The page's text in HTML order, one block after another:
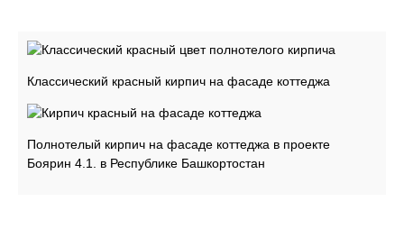
Классический красный кирпич на фасаде коттеджа
Полнотелый кирпич на фасаде коттеджа в проекте
Боярин 4.1. в Республике Башкортостан